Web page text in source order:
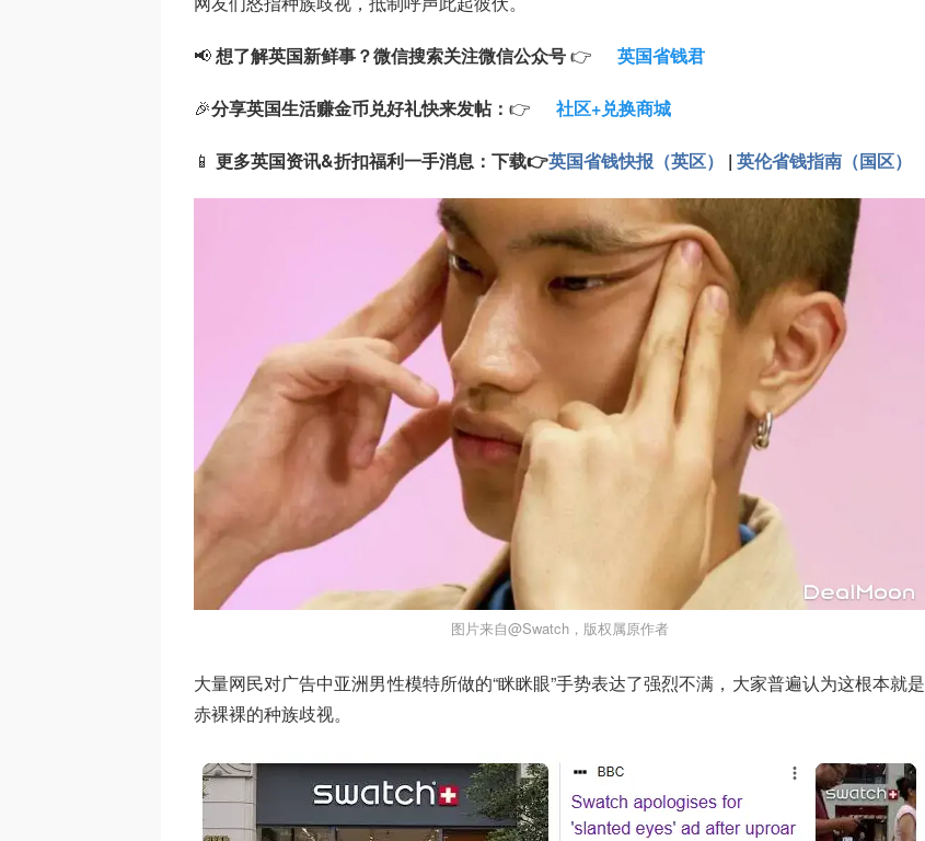
📢想了解英国新鲜事？微信搜索关注微信公众号👉 英国省钱君
🎉分享英国生活赚金币兑好礼快来发帖： 👉 社区+兑换商城
📱 更多英国资讯&折扣福利一手消息： 下载👉英国省钱快报（英区） | 英伦省钱指南（国区）
图片来自@Swatch，版权属原作者
大量网民对广告中亚洲男性模特所做的“眯眯眼”手势表达了强烈不满，大家普遍认为这根本就是
赤裸裸的种族歧视。